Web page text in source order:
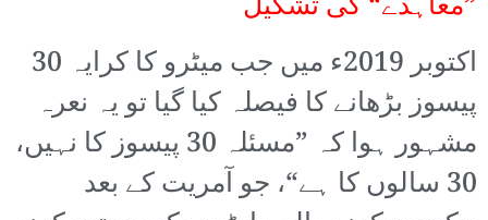
اکتوبر 2019ء میں جب میٹرو کا کرایہ 30
پیسوز بڑھانے کا فیصلہ کیا گیا تو یہ نعرہ
مشہور ہوا کہ ”مسئلہ 30 پیسوز کا نہیں،
30 سالوں کا ہے“، جو آمریت کے بعد